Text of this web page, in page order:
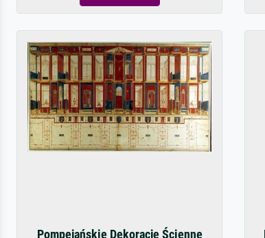
Pompejańskie Dekoracje Ścienne